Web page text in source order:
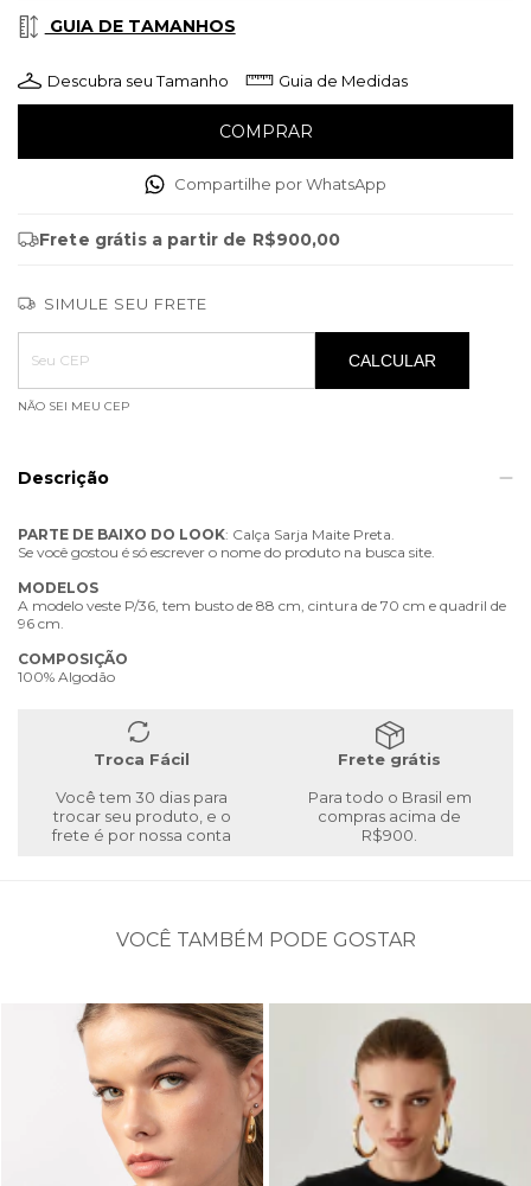
GUIA DE TAMANHOS
Descubra seu Tamanho Guia de Medidas
Compartilhe por WhatsApp
Frete grátis a partir de R$900,00
SIMULE SEU FRETE
Entregas para o CEP:
ALTERAR CEP
CALCULAR
NÃO SEI MEU CEP
Descrição
PARTE DE BAIXO DO LOOK: Calça Sarja Maite Preta.
Se você gostou é só escrever o nome do produto na busca site.
MODELOS
A modelo veste P/36, tem busto de 88 cm, cintura de 70 cm e quadril de
96 cm.
COMPOSIÇÃO
100% Algodão
Troca Fácil
Você tem 30 dias para
trocar seu produto, e o
frete é por nossa conta
Frete grátis
Para todo o Brasil em
compras acima de
R$900.
VOCÊ TAMBÉM PODE GOSTAR